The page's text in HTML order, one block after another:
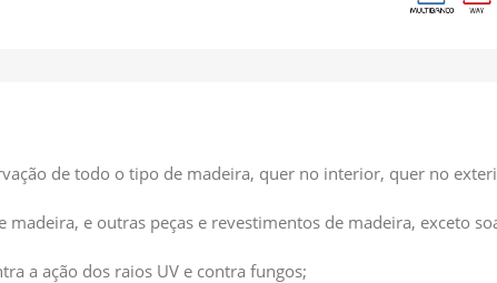
de todo o tipo de madeira, quer no interior, quer no
e outras peças e revestimentos de madeira, exceto
a ação dos raios UV e contra fungos;